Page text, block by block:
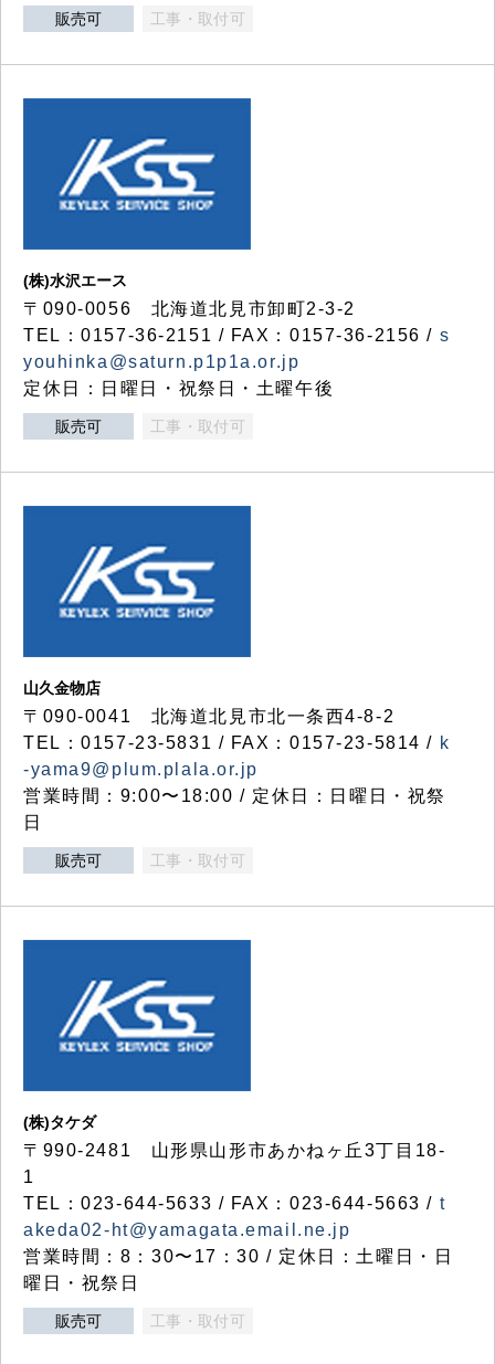
販売可 工事・取付可
(株)水沢エース
〒090-0056 北海道北見市卸町2-3-2
TEL：0157-36-2151 / FAX：0157-36-2156 / s
youhinka@saturn.p1p1a.or.jp
定休日：日曜日・祝祭日・土曜午後
販売可 工事・取付可
山久金物店
〒090-0041 北海道北見市北一条西4-8-2
TEL：0157-23-5831 / FAX：0157-23-5814 / k
-yama9@plum.plala.or.jp
営業時間：9:00〜18:00 / 定休日：日曜日・祝祭
日
販売可 工事・取付可
(株)タケダ
〒990-2481 山形県山形市あかねヶ丘3丁目18-
1
TEL：023-644-5633 / FAX：023-644-5663 / t
akeda02-ht@yamagata.email.ne.jp
営業時間：8：30〜17：30 / 定休日：土曜日・日
曜日・祝祭日
販売可 工事・取付可